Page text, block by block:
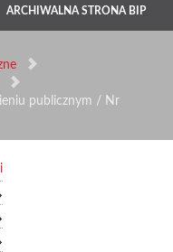
ARCHIWALNA STRONA BIP
publicznym / Nr